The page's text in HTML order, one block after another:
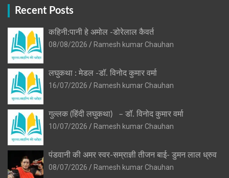
Recent Posts
कहिनी:पानी हे अमोल -डोरेलाल कैवर्त
08/08/2026
Ramesh kumar Chauhan
लघुकथा : मेडल -डॉ. विनोद कुमार वर्मा
16/07/2026
Ramesh kumar Chauhan
गुल्लक (हिंदी लघुकथा) – डॉ. विनोद कुमार वर्मा
10/07/2026
Ramesh kumar Chauhan
पंडवानी की अमर स्वर-सम्राज्ञी तीजन बाई- डुमन लाल ध्रुव
08/07/2026
Ramesh kumar Chauhan